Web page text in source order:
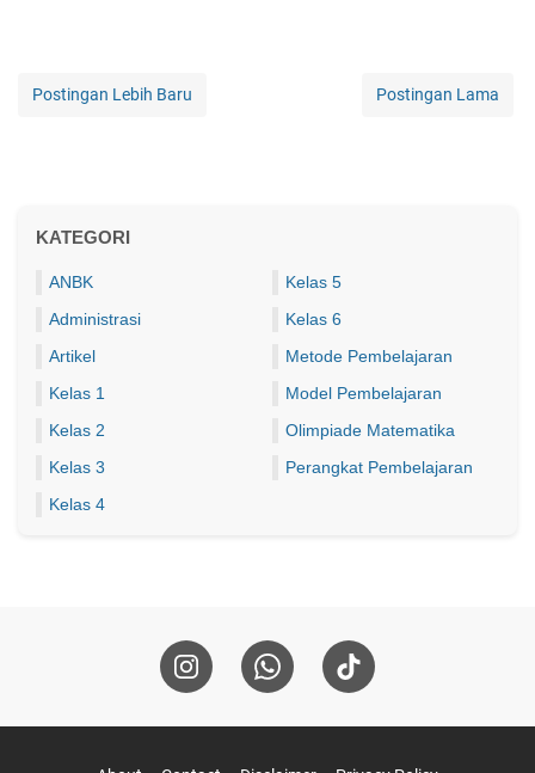
Postingan Lebih Baru Postingan Lama
KATEGORI
ANBK
Administrasi
Artikel
Kelas 1
Kelas 2
Kelas 3
Kelas 4
Kelas 5
Kelas 6
Metode Pembelajaran
Model Pembelajaran
Olimpiade Matematika
Perangkat Pembelajaran